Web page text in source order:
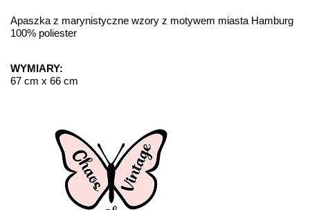
Apaszka z marynistyczne wzory z motywem miasta Hamburg
100% poliester
WYMIARY:
67 cm x 66 cm